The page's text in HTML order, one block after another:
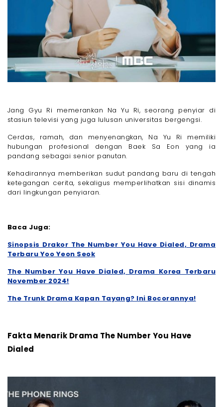
Jang Gyu Ri memerankan Na Yu Ri, seorang penyiar di
stasiun televisi yang juga lulusan universitas bergengsi.
Cerdas, ramah, dan menyenangkan, Na Yu Ri memiliki
hubungan profesional dengan Baek Sa Eon yang ia
pandang sebagai senior panutan.
Kehadirannya memberikan sudut pandang baru di tengah
ketegangan cerita, sekaligus memperlihatkan sisi dinamis
dari lingkungan penyiaran.
Baca Juga:
Sinopsis Drakor The Number You Have Dialed, Drama
Terbaru Yoo Yeon Seok
The Number You Have Dialed, Drama Korea Terbaru
November 2024!
The Trunk Drama Kapan Tayang? Ini Bocorannya!
Fakta Menarik Drama The Number You Have
Dialed